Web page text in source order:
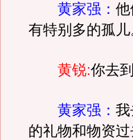
黄家强：
有特别多的孤儿
黄锐:你去
黄家强：
的礼物和物资